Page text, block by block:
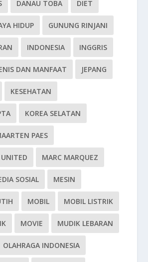
DANAU TOBA DIET
HIDUP GUNUNG RINJANI
INDONESIA INGGRIS
DAN MANFAAT JEPANG
KESEHATAN
KOREA SELATAN
PAES
MARC MARQUEZ
SOSIAL MESIN
MOBIL MOBIL LISTRIK
MOVIE MUDIK LEBARAN
OLAHRAGA INDONESIA